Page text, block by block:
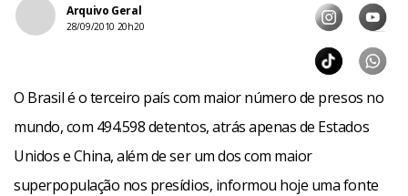
Arquivo Geral
28/09/2010 20h20
O Brasil é o terceiro país com maior número de presos no
mundo, com 494.598 detentos, atrás apenas de Estados
Unidos e China, além de ser um dos com maior
superpopulação nos presídios, informou hoje uma fonte